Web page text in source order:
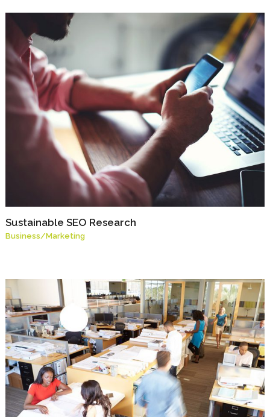
Sustainable SEO Research
Business/Marketing